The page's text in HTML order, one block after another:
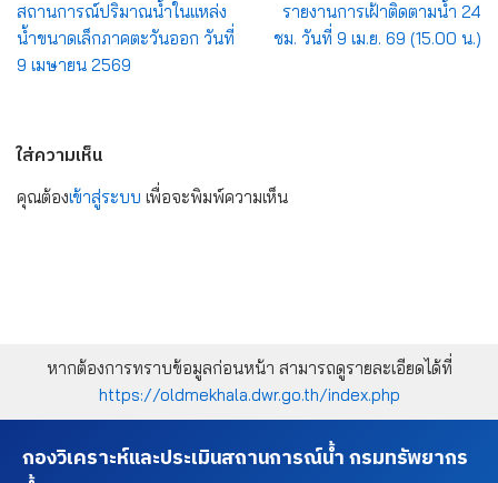
สถานการณ์ปริมาณน้ำในแหล่ง
น้ำขนาดเล็กภาคตะวันออก วันที่
9 เมษายน 2569
รายงานการเฝ้าติดตามน้ำ 24
ชม. วันที่ 9 เม.ย. 69 (15.00 น.)
ใส่ความเห็น
คุณต้องเข้าสู่ระบบ เพื่อจะพิมพ์ความเห็น
หากต้องการทราบข้อมูลก่อนหน้า สามารถดูรายละเอียดได้ที่
https://oldmekhala.dwr.go.th/index.php
กองวิเคราะห์และประเมินสถานการณ์น้ำ กรมทรัพยากร